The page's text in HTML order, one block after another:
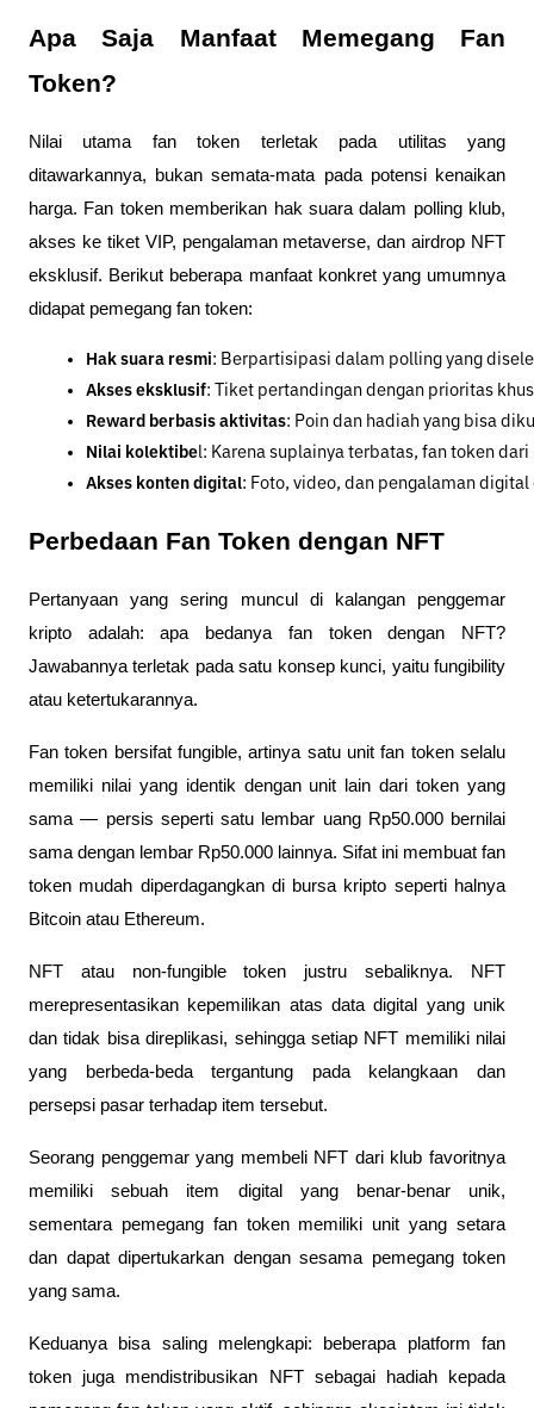
Apa Saja Manfaat Memegang Fan
Token?
Nilai utama fan token terletak pada utilitas yang
ditawarkannya, bukan semata-mata pada potensi kenaikan
harga. Fan token memberikan hak suara dalam polling klub,
akses ke tiket VIP, pengalaman metaverse, dan airdrop NFT
eksklusif. Berikut beberapa manfaat konkret yang umumnya
didapat pemegang fan token:
Hak suara resmi: Berpartisipasi dalam polling yang
Akses eksklusif: Tiket pertandingan dengan prioritas
Reward berbasis aktivitas: Poin dan hadiah yang bisa
Nilai kolektibel: Karena suplainya terbatas, fan token
Akses konten digital: Foto, video, dan pengalaman
Perbedaan Fan Token dengan NFT
Pertanyaan yang sering muncul di kalangan penggemar
kripto adalah: apa bedanya fan token dengan NFT?
Jawabannya terletak pada satu konsep kunci, yaitu fungibility
atau ketertukarannya.
Fan token bersifat fungible, artinya satu unit fan token selalu
memiliki nilai yang identik dengan unit lain dari token yang
sama — persis seperti satu lembar uang Rp50.000 bernilai
sama dengan lembar Rp50.000 lainnya. Sifat ini membuat fan
token mudah diperdagangkan di bursa kripto seperti halnya
Bitcoin atau Ethereum.
NFT atau non-fungible token justru sebaliknya. NFT
merepresentasikan kepemilikan atas data digital yang unik
dan tidak bisa direplikasi, sehingga setiap NFT memiliki nilai
yang berbeda-beda tergantung pada kelangkaan dan
persepsi pasar terhadap item tersebut.
Seorang penggemar yang membeli NFT dari klub favoritnya
memiliki sebuah item digital yang benar-benar unik,
sementara pemegang fan token memiliki unit yang setara
dan dapat dipertukarkan dengan sesama pemegang token
yang sama.
Keduanya bisa saling melengkapi: beberapa platform fan
token juga mendistribusikan NFT sebagai hadiah kepada